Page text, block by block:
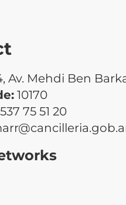
Av. Mehdi Ben
10170
75 51 20